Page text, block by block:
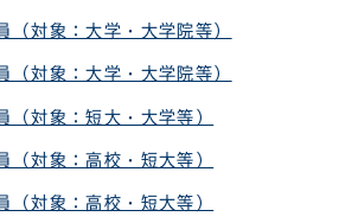
サルデザイン
（対象：大学・大学院等）
（対象：大学・大学院等）
（対象：短大・大学等）
（対象：高校・短大等）
（対象：高校・短大等）